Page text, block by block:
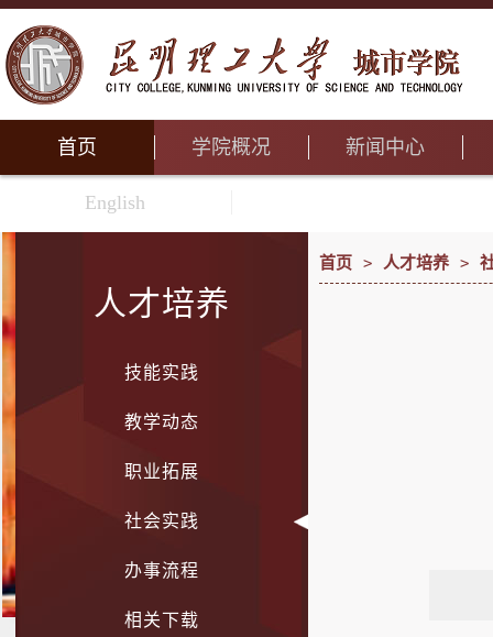
首页 学院概况 新闻中心
English
人才培养
技能实践
教学动态
职业拓展
社会实践
办事流程
相关下载
首页 > 人才培养 >